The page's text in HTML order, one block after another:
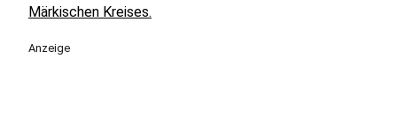
Märkischen Kreises.
Anzeige